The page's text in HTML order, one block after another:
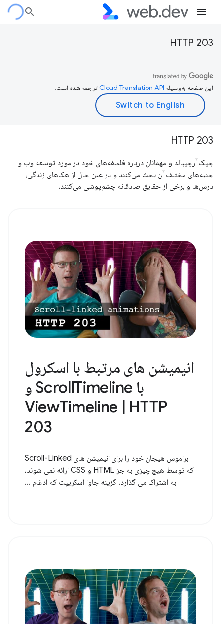
HTTP 203
این صفحه به‌وسیله ترجمه شده است.
HTTP 203
جیک آرچیبالد و مهمانان درباره فلسفه‌های خود در مورد توسعه وب و
جنبه‌های مختلف آن بحث می‌کنند و در عین حال از هک‌های زندگی،
درس‌ها و برخی از حقایق صادقانه چشم‌پوشی می‌کنند.
انیمیشن های مرتبط با اسکرول
با ScrollTimeline و
ViewTimeline | HTTP
203
براموس هیجان خود را برای انیمیشن های Scroll-Linked
که توسط هیچ چیزی به جز HTML و CSS ارائه نمی شوند،
به اشتراک می گذارد. گزینه جاوا اسکریپت که ادغام ...